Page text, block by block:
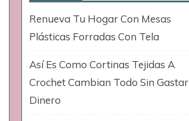
Renueva Tu Hogar Con Mesas
Plásticas Forradas Con Tela
Así Es Como Cortinas Tejidas A
Crochet Cambian Todo Sin Gastar
Dinero